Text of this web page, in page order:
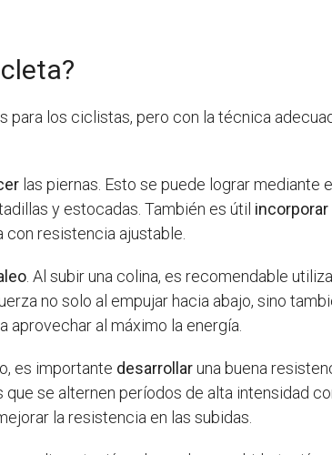
los ciclistas, pero con la técnica
las piernas. Esto se puede lograr mediante
y estocadas. También es útil incorporar
resistencia ajustable.
. Al subir una colina, es recomendable
no solo al empujar hacia abajo, sino
al máximo la energía.
es importante desarrollaruna buena
se alternen períodos de alta intensidad
la resistencia en las subidas.